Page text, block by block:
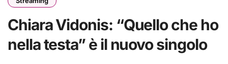
Chiara Vidonis: “Quello che ho
nella testa” è il nuovo singolo